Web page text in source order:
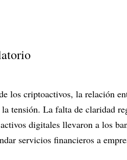
los criptoactivos, la relación
la tensión. La falta de claridad
digitales llevaron a los
servicios financieros a